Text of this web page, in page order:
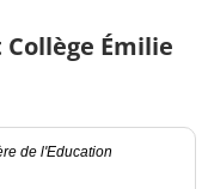
Émilie
de l'Education